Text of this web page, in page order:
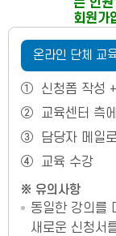
든 인
회원가
온라인 단체 교
①
신청폼 작성
②
교육센터 측
③
담당자 메일
④
교육 수강
※ 유의사항
동일한 강의를
새로운 신청서